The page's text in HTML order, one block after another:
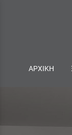
ΑΡΧΙΚΗ